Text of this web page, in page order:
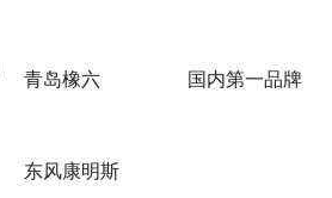
青岛橡六 国内第一品牌
东风康明斯